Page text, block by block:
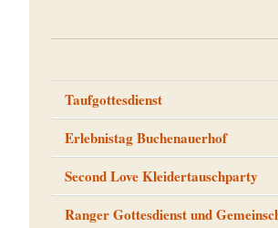
Taufgottesdienst
Erlebnistag Buchenauerhof
Second Love Kleidertauschparty
Ranger Gottesdienst und